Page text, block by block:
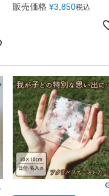
販売価格 ¥3,850税込